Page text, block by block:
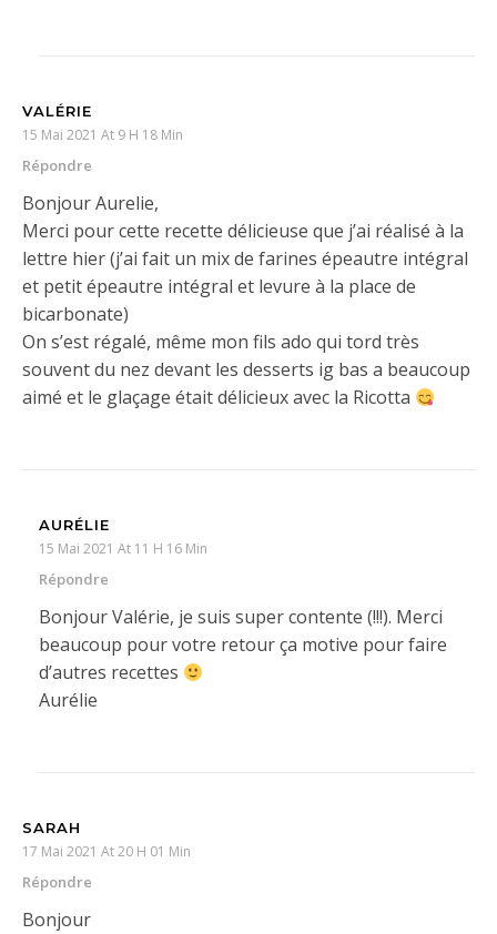
VALÉRIE
15 Mai 2021 At 9 H 18 Min
Répondre
Bonjour Aurelie,
Merci pour cette recette délicieuse que j’ai réalisé à la
lettre hier (j’ai fait un mix de farines épeautre intégral
et petit épeautre intégral et levure à la place de
bicarbonate)
On s’est régalé, même mon fils ado qui tord très
souvent du nez devant les desserts ig bas a beaucoup
aimé et le glaçage était délicieux avec la Ricotta
AURÉLIE
15 Mai 2021 At 11 H 16 Min
Répondre
Bonjour Valérie, je suis super contente (!!!). Merci
beaucoup pour votre retour ça motive pour faire
d’autres recettes
Aurélie
SARAH
17 Mai 2021 At 20 H 01 Min
Répondre
Bonjour